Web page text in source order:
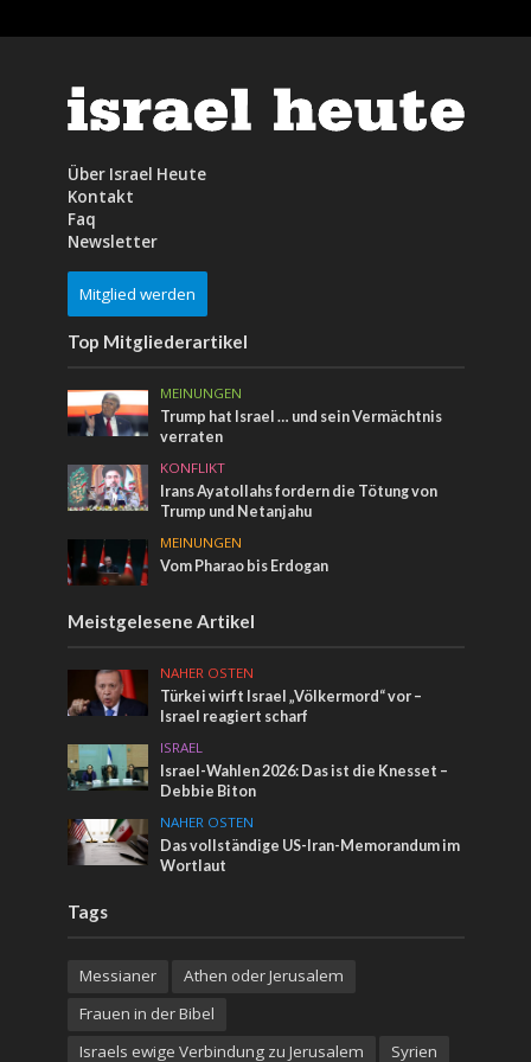
Über Israel Heute
Kontakt
Faq
Newsletter
Mitglied werden
Top Mitgliederartikel
MEINUNGEN
Trump hat Israel … und sein Vermächtnis
verraten
KONFLIKT
Irans Ayatollahs fordern die Tötung von
Trump und Netanjahu
MEINUNGEN
Vom Pharao bis Erdogan
Meistgelesene Artikel
NAHER OSTEN
Türkei wirft Israel „Völkermord“ vor –
Israel reagiert scharf
ISRAEL
Israel-Wahlen 2026: Das ist die Knesset –
Debbie Biton
NAHER OSTEN
Das vollständige US-Iran-Memorandum im
Wortlaut
Tags
Messianer
Athen oder Jerusalem
Frauen in der Bibel
Israels ewige Verbindung zu Jerusalem
Syrien